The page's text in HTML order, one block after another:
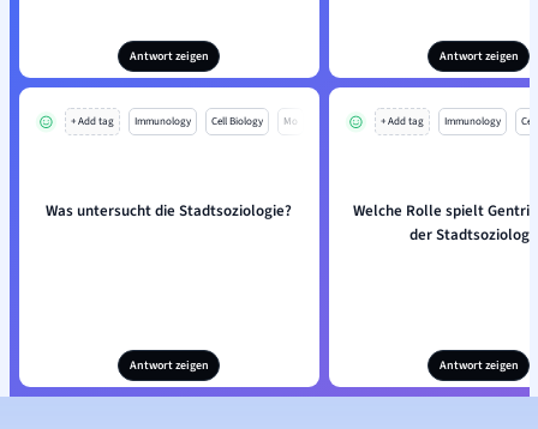
Antwort zeigen Antwort zeigen
+ Add tag Immunology Cell Biology Mo
Was untersucht die Stadtsoziologie?
Antwort zeigen
+ Add tag Immunology
Welche Rolle spielt
der
Antwort zeigen